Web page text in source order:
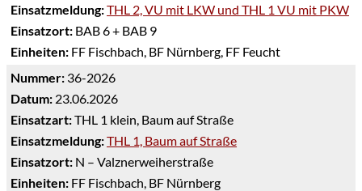
Einsatzmeldung:THL 2, VU mit LKW und THL 1 VU mit PKW
Einsatzort: BAB 6 + BAB 9
Einheiten: FF Fischbach, BF Nürnberg, FF Feucht
Nummer: 36-2026
Datum: 23.06.2026
Einsatzart:THL 1 klein, Baum auf Straße
Einsatzmeldung:THL 1, Baum auf Straße
Einsatzort: N – Valznerweiherstraße
Einheiten: FF Fischbach, BF Nürnberg